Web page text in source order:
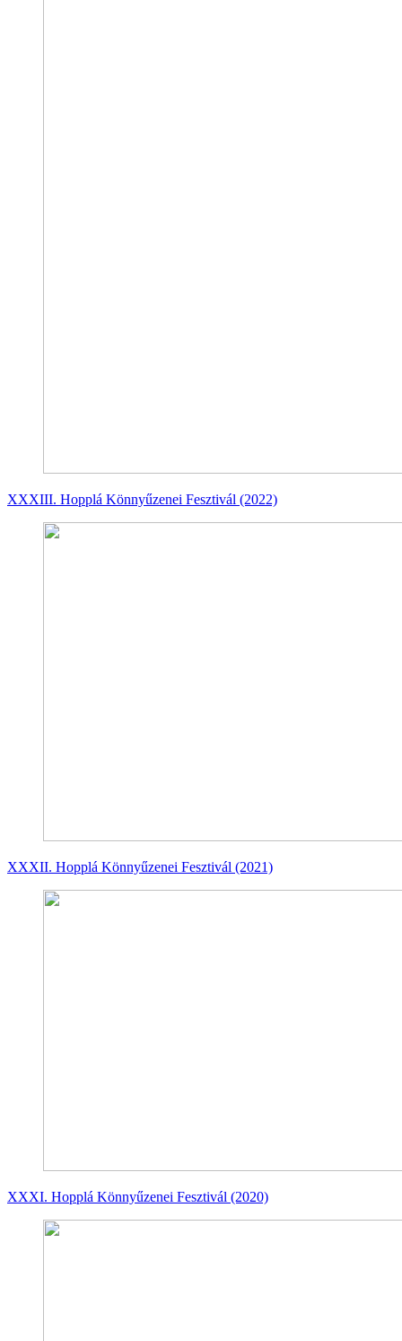
XXXIII. Hopplá Könnyűzenei Fesztivál (2022)
XXXII. Hopplá Könnyűzenei Fesztivál (2021)
XXXI. Hopplá Könnyűzenei Fesztivál (2020)